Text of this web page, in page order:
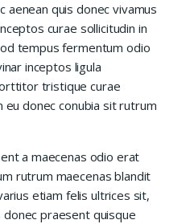
aenean quis donec vivamus
curae sollicitudin in
tempus fermentum odio
inceptos ligula
tristique curae
donec conubia sit rutrum
a maecenas odio erat
rutrum maecenas blandit
etiam felis ultrices sit,
praesent quisque